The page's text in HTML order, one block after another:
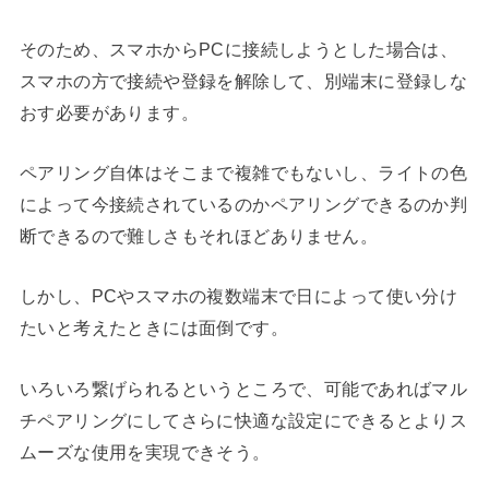
そのため、スマホからPCに接続しようとした場合は、
スマホの方で接続や登録を解除して、別端末に登録しな
おす必要があります。
ペアリング自体はそこまで複雑でもないし、ライトの色
によって今接続されているのかペアリングできるのか判
断できるので難しさもそれほどありません。
しかし、PCやスマホの複数端末で日によって使い分け
たいと考えたときには面倒です。
いろいろ繋げられるというところで、可能であればマル
チペアリングにしてさらに快適な設定にできるとよりス
ムーズな使用を実現できそう。